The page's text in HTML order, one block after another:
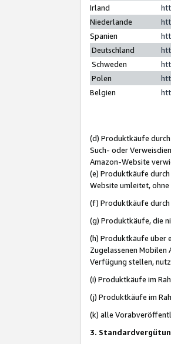
Irland
Niederlande
Spanien
Deutschland
Schweden
Polen
Belgien
(d) Produktkäufe
Such- oder
Amazon-Website
(e) Produktkäufe
Website umleitet,
(f) Produktkäufe durch
(g) Produktkäufe, die
(h) Produktkäufe über
Zugelassenen Mobilen
Verfügung stellen,
(i) Produktkäufe im
(j) Produktkäufe im
(k) alle
3.